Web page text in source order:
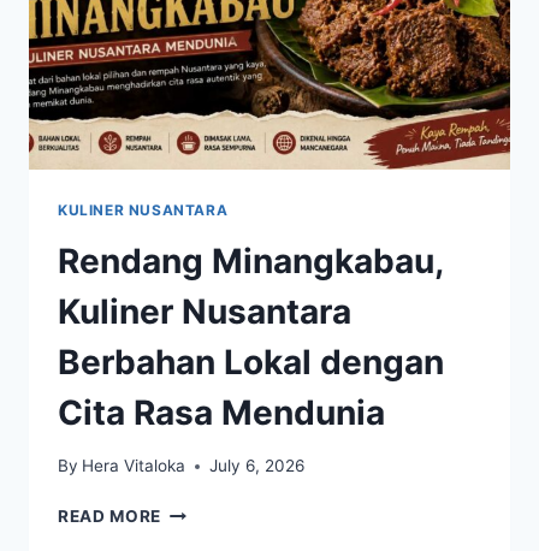
KULINER NUSANTARA
Rendang Minangkabau,
Kuliner Nusantara
Berbahan Lokal dengan
Cita Rasa Mendunia
By Hera Vitaloka July 6, 2026
READ MORE RENDANG